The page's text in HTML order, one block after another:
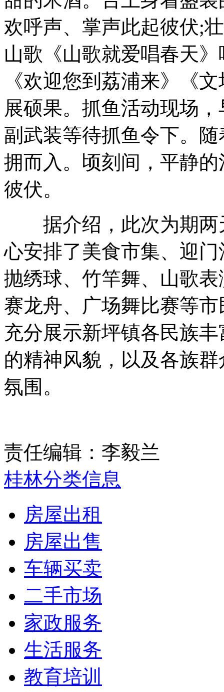
欢呼声、掌声此起彼伏;
山歌《山歌就爱唱春天
《欢迎您到荔浦来》《
展硕果。抓鱼活动现场
副武装等待抓鱼令下。
拥而入。顷刻间，平静
彼伏。
据介绍，此次为期两
心安排了美食市集、迎
抛绣球、竹竿舞、山歌
赛龙舟、广场舞比赛等
充分展示新坪镇各民族
的精神风貌，以及各族
氛围。
责任编辑：李毅兰
桂林分类信息
房屋出租
房屋出售
车辆买卖
二手市场
家政服务
生活服务
教育培训